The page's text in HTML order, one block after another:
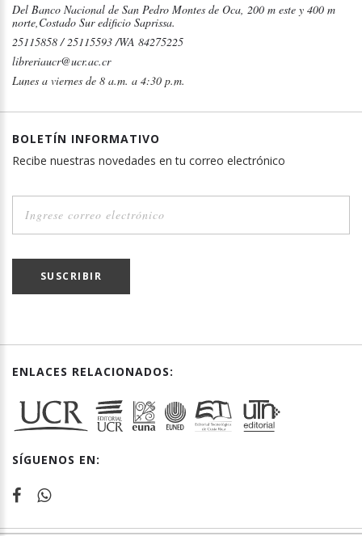
Del Banco Nacional de San Pedro Montes de Oca, 200 m este y 400 m
norte,Costado Sur edificio Saprissa.
25115858 / 25115593 /WA 84275225
libreriaucr@ucr.ac.cr
Lunes a viernes de 8 a.m. a 4:30 p.m.
BOLETÍN INFORMATIVO
Recibe nuestras novedades en tu correo electrónico
SUSCRIBIR
ENLACES RELACIONADOS:
SÍGUENOS EN: